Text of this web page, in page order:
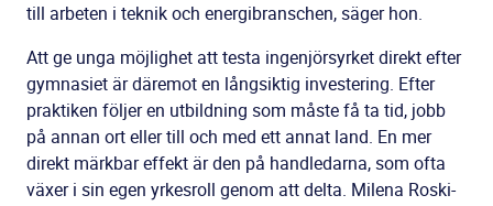
till arbeten i teknik och energibranschen, säger hon.
Att ge unga möjlighet att testa ingenjörsyrket direkt efter
gymnasiet är däremot en långsiktig investering. Efter
praktiken följer en utbildning som måste få ta tid, jobb
på annan ort eller till och med ett annat land. En mer
direkt märkbar effekt är den på handledarna, som ofta
växer i sin egen yrkesroll genom att delta. Milena Roski-